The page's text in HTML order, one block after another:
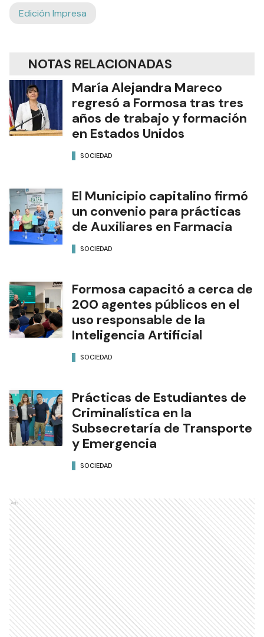
Edición Impresa
NOTAS RELACIONADAS
María Alejandra Mareco
regresó a Formosa tras tres
años de trabajo y formación
en Estados Unidos
SOCIEDAD
El Municipio capitalino firmó
un convenio para prácticas
de Auxiliares en Farmacia
SOCIEDAD
Formosa capacitó a cerca de
200 agentes públicos en el
uso responsable de la
Inteligencia Artificial
SOCIEDAD
Prácticas de Estudiantes de
Criminalística en la
Subsecretaría de Transporte
y Emergencia
SOCIEDAD
Ads